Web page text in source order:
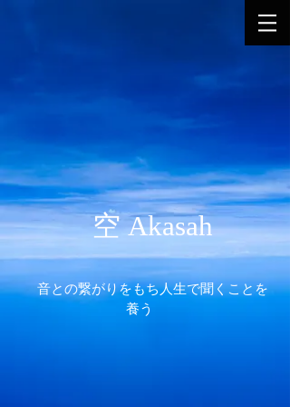
空 Akasah
音との繋がりをもち人生で聞くことを
養う